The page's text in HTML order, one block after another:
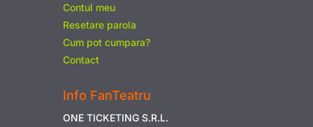
Contul meu
Resetare parola
Cum pot cumpara?
Contact
Info FanTeatru
ONE TICKETING S.R.L.